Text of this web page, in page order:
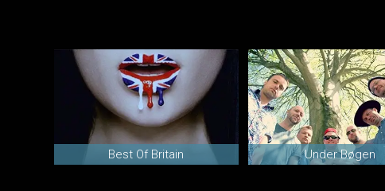
Best Of Britain Under Bøgen